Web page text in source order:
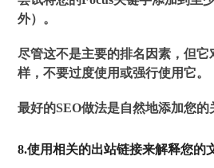
外）。
尽管这不是主要的排名因素，但它
样，不要过度使用或强行使用它。
最好的SEO做法是自然地添加您的
8.使用相关的出站链接来解释您的